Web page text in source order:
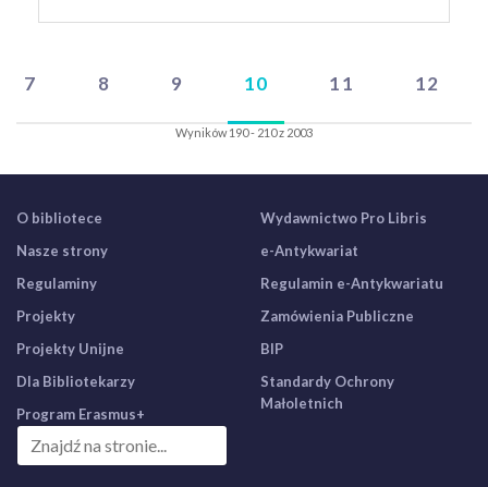
7 8 9 10 11 12
Wyników 190 - 210 z 2003
O bibliotece
Nasze strony
Regulaminy
Projekty
Projekty Unijne
Dla Bibliotekarzy
Program Erasmus+
Wydawnictwo Pro Libris
e-Antykwariat
Regulamin e-Antykwariatu
Zamówienia Publiczne
BIP
Standardy Ochrony
Małoletnich